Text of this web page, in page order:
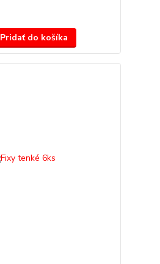
Pridať do košíka